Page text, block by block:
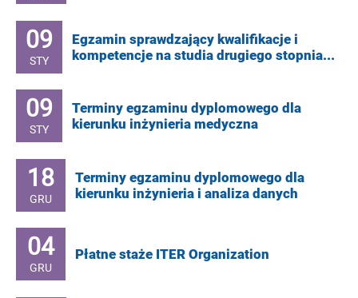
09
STY
Egzamin sprawdzający kwalifikacje i
kompetencje na studia drugiego stopnia...
09
STY
Terminy egzaminu dyplomowego dla
kierunku inżynieria medyczna
18
GRU
Terminy egzaminu dyplomowego dla
kierunku inżynieria i analiza danych
04
GRU
Płatne staże ITER Organization